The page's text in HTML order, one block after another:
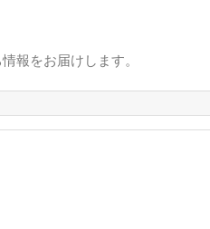
報をお届けします。